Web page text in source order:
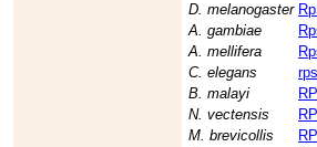
D. melanogaster
A. gambiae
A. mellifera
C. elegans
B. malayi
N. vectensis
M. brevicollis